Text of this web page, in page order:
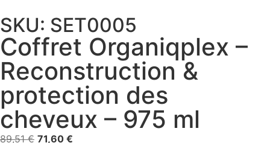
SKU: SET0005
Coffret Organiqplex –
Reconstruction &
protection des
cheveux – 975 ml
89,51€ 71,60 €